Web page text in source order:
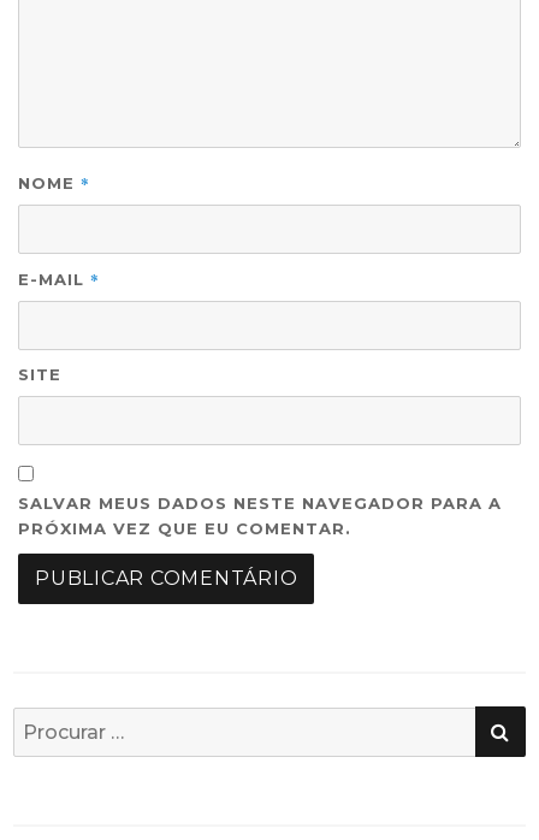
NOME *
E-MAIL *
SITE
SALVAR MEUS DADOS NESTE NAVEGADOR PARA A
PRÓXIMA VEZ QUE EU COMENTAR.
Busca
por: